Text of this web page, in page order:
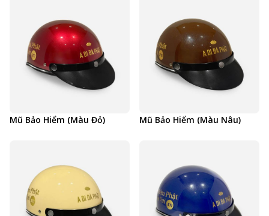
Mũ Bảo Hiểm (Màu Đỏ) Mũ Bảo Hiểm (Màu Nâu)